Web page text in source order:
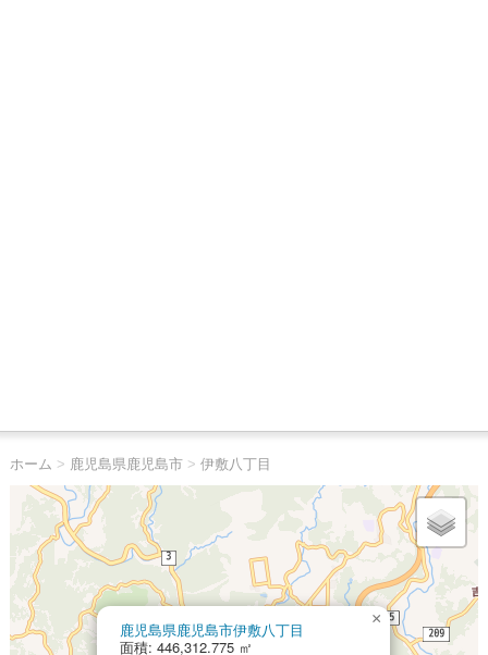
ホーム > 鹿児島県鹿児島市> 伊敷八丁目
鹿児島県鹿児島市伊敷八丁目
面積: 446,312.775 ㎡
×